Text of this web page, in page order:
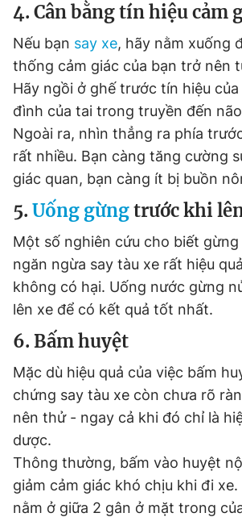
4. Cân bằng tín hiệu cảm
Nếu bạn say xe, hãy nằm xuống
thống cảm giác của bạn trở nên
Hãy ngồi ở ghế trước tín hiệu
đình của tai trong truyền đến
Ngoài ra, nhìn thẳng ra phía
rất nhiều. Bạn càng tăng cường
giác quan, bạn càng ít bị buồn
5. Uống gừngtrước khi
Một số nghiên cứu cho biết
ngăn ngừa say tàu xe rất hiệu
không có hại. Uống nước gừng
lên xe để có kết quả tốt nhất.
6. Bấm huyệt
Mặc dù hiệu quả của việc bấm
chứng say tàu xe còn chưa rõ
nên thử - ngay cả khi đó chỉ là
dược.
Thông thường, bấm vào huyệt
giảm cảm giác khó chịu khi đi
nằm ở giữa 2 gân ở mặt trong